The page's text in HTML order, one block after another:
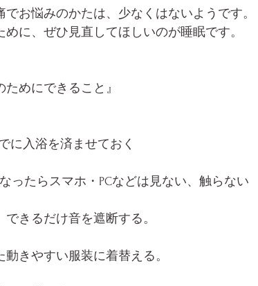
お悩みのかたは、少なくはないようです。
めに、ぜひ見直してほしいのが睡眠です。
ためにできること』
に入浴を済ませておく
ったらスマホ・PCなどは見ない、触らない
できるだけ音を遮断する。
動きやすい服装に着替える。